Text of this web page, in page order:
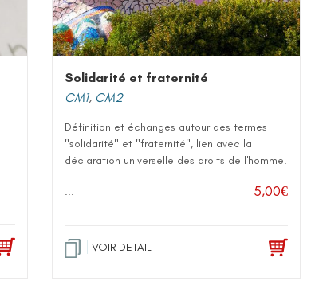
Solidarité et fraternité
CM1, CM2
Définition et échanges autour des termes
"solidarité" et "fraternité", lien avec la
déclaration universelle des droits de l'homme.
... 5,00€
VOIR DETAIL